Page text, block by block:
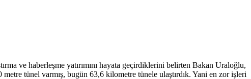
ve haberleşme yatırımını hayata geçirdiklerini belirten Bakan Uraloğlu,
tünel varmış, bugün 63,6 kilometre tünele ulaştırdık. Yani en zor işleri